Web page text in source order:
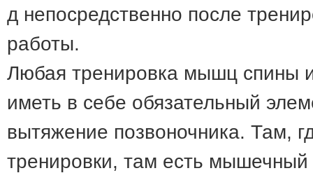
д непосредственно после
работы.
Любая тренировка мышц спины
иметь в себе обязательный
вытяжение позвоночника. Там,
тренировки, там есть